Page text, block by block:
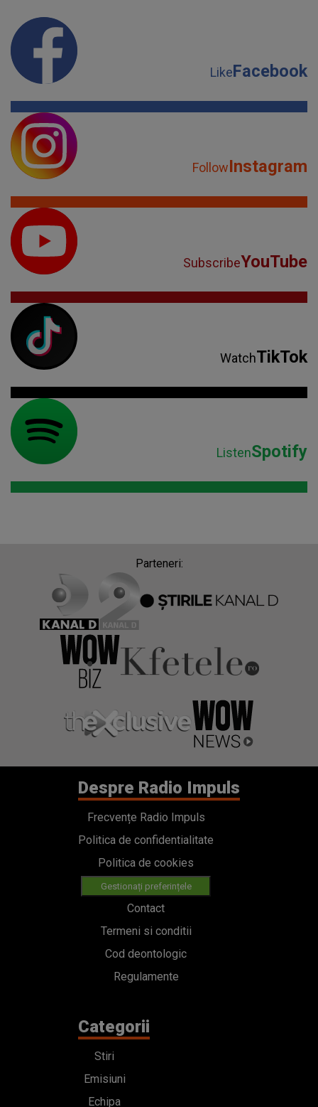
LikeFacebook
FollowInstagram
SubscribeYouTube
WatchTikTok
ListenSpotify
Parteneri:
Despre Radio Impuls
Frecvențe Radio Impuls
Politica de confidentialitate
Politica de cookies
Gestionați preferințele
Contact
Termeni si conditii
Cod deontologic
Regulamente
Categorii
Stiri
Emisiuni
Echipa